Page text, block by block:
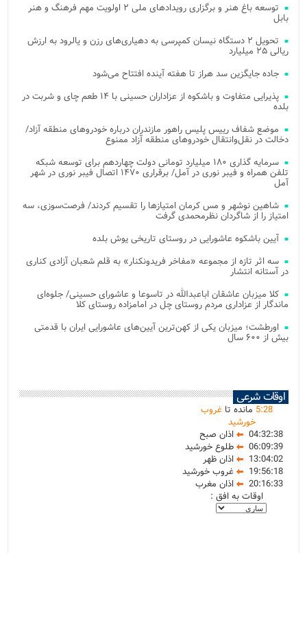
توسعه باغ هنر و برگزاری رویدادهای ملی ۲ اولویت مهم فرهنگ و هنر
بابل
تحویل ۲ دستگاه نیسان کمپرسی به دهیاری‌های رزن و یالرود به ارزش
ریالی ۲۵ میلیارد
جاده جایگزین سد هراز تا هفته آینده افتتاح می‌شود
پذیرایی متفاوت و باشکوه از عزاداران حسینی با ۱۴ طعم چای و شربت در
بلده
موضع شفاف رییس پلیس راهور مازندران درباره خودروهای منطقه آزاد/
دخالت در نقل‌وانتقال خودروهای منطقه آزاد ممنوع
سرمایه گذاری ۱۸۰ میلیارد تومانی دولت چهاردهم برای توسعه شبکه
تلفن همراه و فیبر نوری در آمل/ برقراری ۱۴۷۰ اتصال فیبر نوری در شهر
آمل
شاهین نوشهر و مس کرمان امتیازها را تقسیم کردند/ فرصت‌سوزی، سه
امتیاز را از شاگردان نظرمحمدی گرفت
آیین باشکوه عاشورایی در روستای تاریخی یوش بلده
سه اثر تازه از مجموعه «مفاخر فریدونکنار» به قلم شعبان آزادی کناری
در آستانه انتشار
کلا میزبان عاشقان اباعبدالله در تاسوعا و عاشورای حسینی/ جلوه‌ای
ماندگار از عزاداری مردم روستای چل در امامزاده روستای کلا
اورطشت؛ میزبان یکی از کهن‌ترین آیین‌های عاشورایی ایران با قدمتی
بیش از ۶۰۰ سال
اوقات شرعی
5:28 مانده تاغروب
خورشید
04:32:38
اذان صبح
06:09:39
طلوع خورشید
13:04:02
اذان ظهر
19:56:18
غروب خورشید
20:16:33
اذان مغرب
اوقات به افق :